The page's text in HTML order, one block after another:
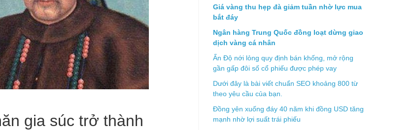
gia súc trở thành
Giá vàng thu hẹp đà giảm tuần nhờ lực mua
bắt đáy
Ngân hàng Trung Quốc đồng loạt dừng giao
dịch vàng cá nhân
Ấn Độ nới lỏng quy định bán khống, mở rộng
gần gấp đôi số cổ phiếu được phép vay
Dưới đây là bài viết chuẩn SEO khoảng 800 từ
theo yêu cầu của bạn.
Đồng yên xuống đáy 40 năm khi đồng USD tăng
mạnh nhờ lợi suất trái phiếu